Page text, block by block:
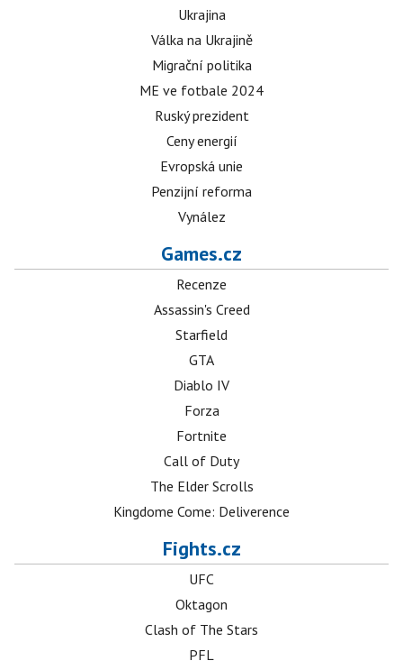
Ukrajina
Válka na Ukrajině
Migrační politika
ME ve fotbale 2024
Ruský prezident
Ceny energií
Evropská unie
Penzijní reforma
Vynález
Games.cz
Recenze
Assassin's Creed
Starfield
GTA
Diablo IV
Forza
Fortnite
Call of Duty
The Elder Scrolls
Kingdome Come: Deliverence
Fights.cz
UFC
Oktagon
Clash of The Stars
PFL